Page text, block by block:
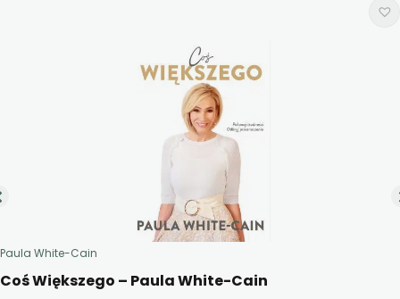
Paula White-Cain
Coś Większego – Paula White-Cain